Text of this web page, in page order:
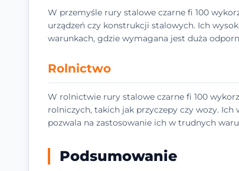
W przemyśle rury stalowe czarne fi 100
urządzeń czy konstrukcji stalowych. Ich
warunkach, gdzie wymagana jest duża
Rolnictwo
W rolnictwie rury stalowe czarne fi 100
rolniczych, takich jak przyczepy czy wozy.
pozwala na zastosowanie ich w trudnych
Podsumowanie